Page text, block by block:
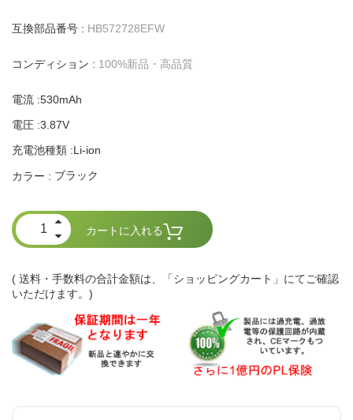
互換部品番号 : HB572728EFW
コンディション : 100%新品・高品質
電流 :530mAh
電圧 :3.87V
充電池種類 :Li-ion
カラー : ブラック
カートに入れる
( 送料・手数料の合計金額は、「ショッピングカート」にてご確認
いただけます。)